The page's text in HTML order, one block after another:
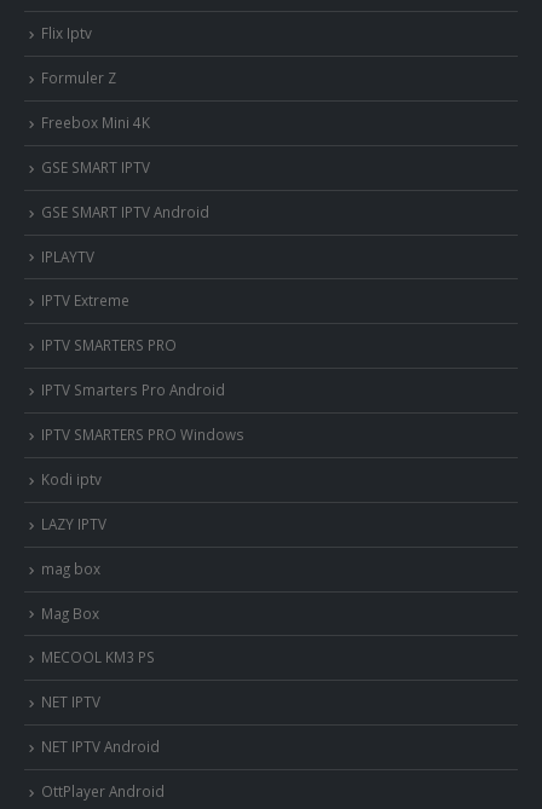
Flix Iptv
Formuler Z
Freebox Mini 4K
‎GSE SMART IPTV
GSE SMART IPTV Android
IPLAYTV
IPTV Extreme
IPTV SMARTERS PRO
IPTV Smarters Pro Android
IPTV SMARTERS PRO Windows
Kodi iptv
LAZY IPTV
mag box
Mag Box
MECOOL KM3 PS
NET IPTV
NET IPTV Android
OttPlayer Android